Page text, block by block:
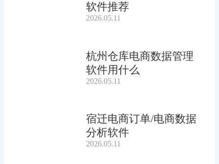
软件推荐
2026.05.11
杭州仓库电商数据管理
软件用什么
2026.05.11
宿迁电商订单/电商数据
分析软件
2026.05.11